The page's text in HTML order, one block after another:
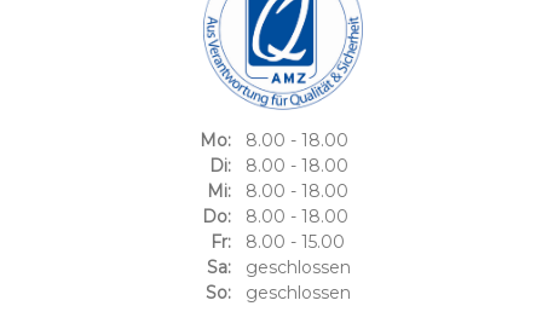
Mo:8.00 - 18.00
Di:8.00 - 18.00
Mi:8.00 - 18.00
Do:8.00 - 18.00
Fr:8.00 - 15.00
Sa:geschlossen
So:geschlossen